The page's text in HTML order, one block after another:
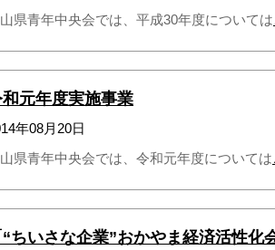
県青年中央会では、平成30年度については
元年度実施事業
年08月20日
県青年中央会では、令和元年度については
“ちいさな企業”おかやま経済活性化